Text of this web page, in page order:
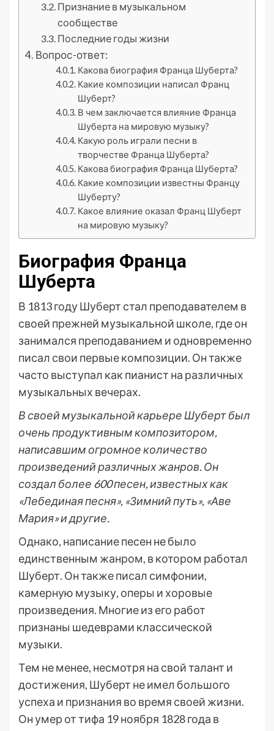
Признание в музыкальном
сообществе
Последние годы жизни
Вопрос-ответ:
Какова биография Франца Шуберта?
Какие композиции написал Франц
Шуберт?
В чем заключается влияние Франца
Шуберта на мировую музыку?
Какую роль играли песни в
творчестве Франца Шуберта?
Какова биография Франца Шуберта?
Какие композиции известны Францу
Шуберту?
Какое влияние оказал Франц Шуберт
на мировую музыку?
Биография Франца
Шуберта
В 1813 году Шуберт стал преподавателем в
своей прежней музыкальной школе, где он
занимался преподаванием и одновременно
писал свои первые композиции. Он также
часто выступал как пианист на различных
музыкальных вечерах.
В своей музыкальной карьере Шуберт был
очень продуктивным композитором,
написавшим огромное количество
произведений различных жанров. Он
создал более 600 песен, известных как
«Лебединая песня», «Зимний путь», «Аве
Мария» и другие.
Однако, написание песен не было
единственным жанром, в котором работал
Шуберт. Он также писал симфонии,
камерную музыку, оперы и хоровые
произведения. Многие из его работ
признаны шедеврами классической
музыки.
Тем не менее, несмотря на свой талант и
достижения, Шуберт не имел большого
успеха и признания во время своей жизни.
Он умер от тифа 19 ноября 1828 года в